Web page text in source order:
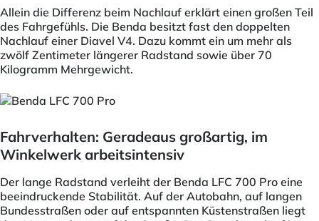
Allein die Differenz beim Nachlauf erklärt einen großen Teil
des Fahrgefühls. Die Benda besitzt fast den doppelten
Nachlauf einer Diavel V4. Dazu kommt ein um mehr als
zwölf Zentimeter längerer Radstand sowie über 70
Kilogramm Mehrgewicht.
Fahrverhalten: Geradeaus großartig, im
Winkelwerk arbeitsintensiv
Der lange Radstand verleiht der Benda LFC 700 Pro eine
beeindruckende Stabilität. Auf der Autobahn, auf langen
Bundesstraßen oder auf entspannten Küstenstraßen liegt